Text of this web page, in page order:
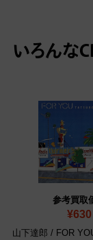
いろんな
参考買取
¥630
山下達郎 / FOR